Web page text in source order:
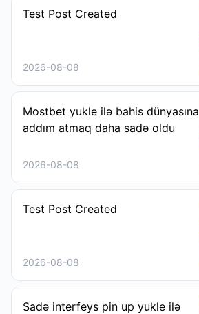
Test Post Created
2026-08-08
Mostbet yukle ilə bahis dünyasına
addım atmaq daha sadə oldu
2026-08-08
Test Post Created
2026-08-08
Sadə interfeys pin up yukle ilə